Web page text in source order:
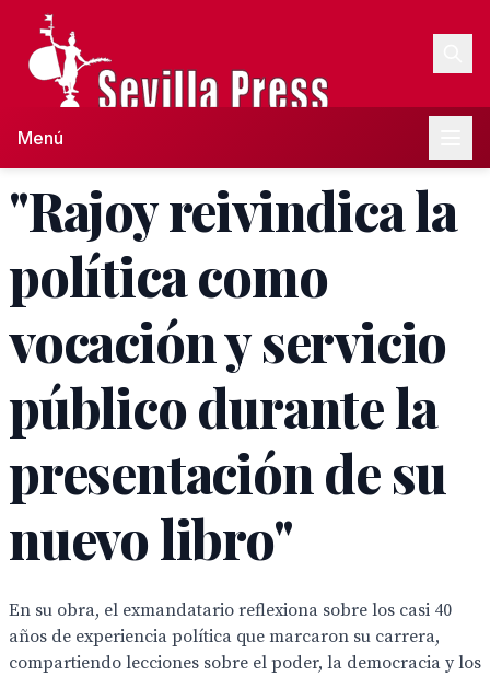
Menú
"Rajoy reivindica la
política como
vocación y servicio
público durante la
presentación de su
nuevo libro"
En su obra, el exmandatario reflexiona sobre los casi 40
años de experiencia política que marcaron su carrera,
compartiendo lecciones sobre el poder, la democracia y los